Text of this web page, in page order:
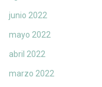
junio 2022
mayo 2022
abril 2022
marzo 2022